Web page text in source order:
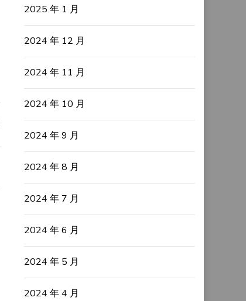
2025 年 1 月
2024 年 12 月
2024 年 11 月
2024 年 10 月
2024 年 9 月
2024 年 8 月
2024 年 7 月
2024 年 6 月
2024 年 5 月
2024 年 4 月